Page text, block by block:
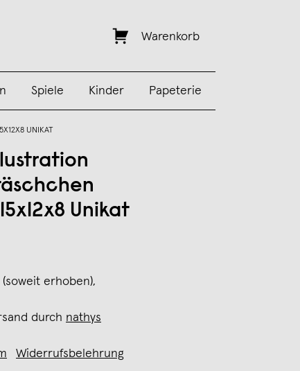
Warenkorb
Spiele Kinder Papeterie
UNIKAT
Unikat
(soweit erhoben),
durch nathys
Widerrufsbelehrung